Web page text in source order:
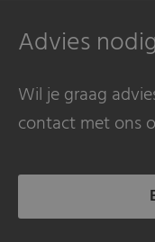
Advies
Wil je graag
contact met ons